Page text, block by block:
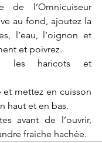
de l’Omnicuiseur
au fond, ajoutez la
l’eau, l’oignon et
et poivrez.
les haricots et
et mettez en cuisson
haut et en bas.
avant de l’ouvrir,
fraiche hachée.